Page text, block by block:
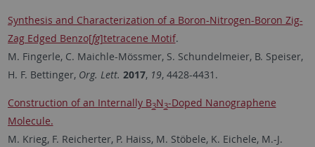
Synthesis and Characterization of a Boron-Nitrogen-Boron Zig-
Zag Edged Benzo[fg]tetracene Motif.
M. Fingerle, C. Maichle-Mössmer, S. Schundelmeier, B. Speiser,
H. F. Bettinger, Org. Lett. 2017, 19, 4428-4431.
Construction of an Internally B3N3-Doped Nanographene
Molecule.
M. Krieg, F. Reicherter, P. Haiss, M. Stöbele, K. Eichele, M.-J.